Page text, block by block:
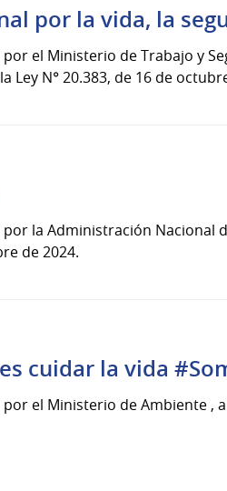
por la vida, la
el Ministerio de Trabajo y
Ley N° 20.383, de 16 de
la Administración Nacional
de 2024.
cuidar la vida
el Ministerio de Ambiente ,